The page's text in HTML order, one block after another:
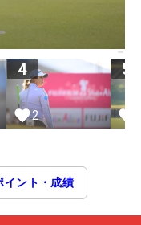
4
2
5
イント・成績